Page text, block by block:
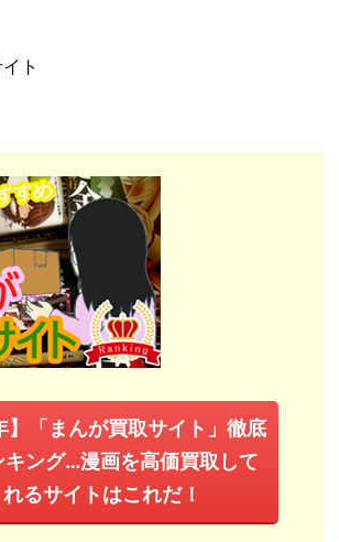
ト
】「まんが買取サイト」徹底
キング…漫画を高価買取して
れるサイトはこれだ！